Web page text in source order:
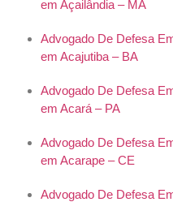
em Açailândia – MA
Advogado De Defesa
em Acajutiba – BA
Advogado De Defesa
em Acará – PA
Advogado De Defesa
em Acarape – CE
Advogado De Defesa